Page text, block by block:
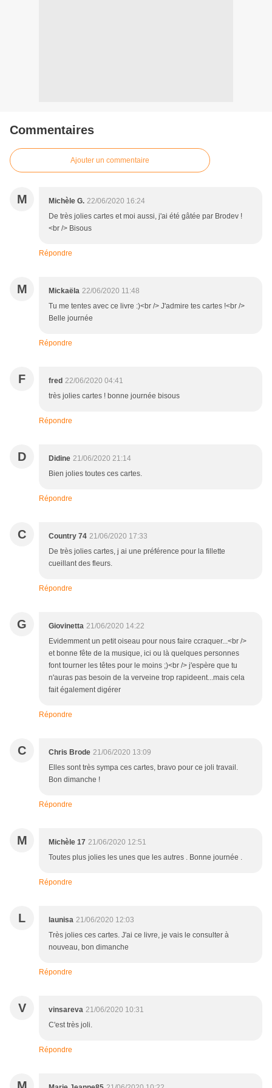
Commentaires
Ajouter un commentaire
M Michèle G. 22/06/2020 16:24
De très jolies cartes et moi aussi, j'ai été gâtée par Brodev !
<br /> Bisous
Répondre
M Mickaëla 22/06/2020 11:48
Tu me tentes avec ce livre :)<br /> J'admire tes cartes !<br />
Belle journée
Répondre
F fred 22/06/2020 04:41
très jolies cartes ! bonne journée bisous
Répondre
D Didine 21/06/2020 21:14
Bien jolies toutes ces cartes.
Répondre
C Country 74 21/06/2020 17:33
De très jolies cartes, j ai une préférence pour la fillette
cueillant des fleurs.
Répondre
G Giovinetta 21/06/2020 14:22
Evidemment un petit oiseau pour nous faire ccraquer...<br />
et bonne fête de la musique, ici ou là quelques personnes
font tourner les têtes pour le moins ;)<br /> j'espère que tu
n'auras pas besoin de la verveine trop rapideent...mais cela
fait également digérer
Répondre
C Chris Brode 21/06/2020 13:09
Elles sont très sympa ces cartes, bravo pour ce joli travail.
Bon dimanche !
Répondre
M Michèle 17 21/06/2020 12:51
Toutes plus jolies les unes que les autres . Bonne journée .
Répondre
L launisa 21/06/2020 12:03
Très jolies ces cartes. J'ai ce livre, je vais le consulter à
nouveau, bon dimanche
Répondre
V vinsareva 21/06/2020 10:31
C'est très joli.
Répondre